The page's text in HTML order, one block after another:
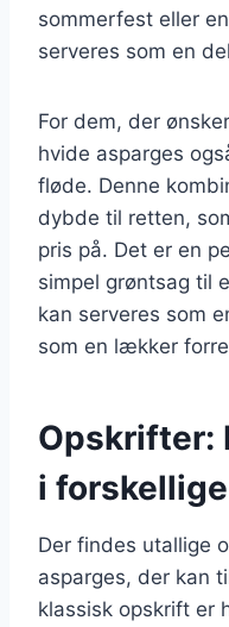
sommerfest eller
serveres som en
For dem, der
hvide asparges
fløde. Denne
dybde til retten,
pris på. Det er en
simpel grøntsag til
kan serveres som
som en lækker
Opskrifter:
i
Der findes utallige
asparges, der kan
klassisk opskrift er